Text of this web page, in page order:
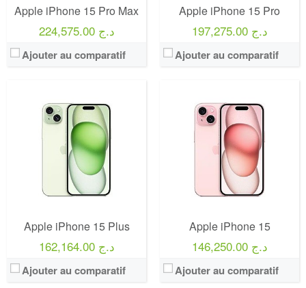
Apple iPhone 15 Pro Max
224,575.00 د.ج
Ajouter au comparatif
Apple iPhone 15 Pro
197,275.00 د.ج
Ajouter au comparatif
Apple iPhone 15 Plus
162,164.00 د.ج
Ajouter au comparatif
Apple iPhone 15
146,250.00 د.ج
Ajouter au comparatif